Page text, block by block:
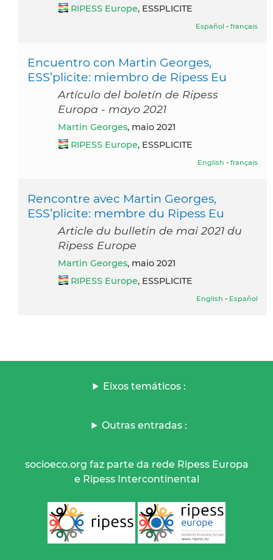
RIPESS Europe, ESSPLICITE
Español - français
Encuentro con Martin Georges,
ESS’plicite: miembro de Ripess Eu
Artículo del boletín de Ripess
Europa - mayo 2021
Martin Georges, maio 2021
RIPESS Europe, ESSPLICITE
English - français
Rencontre avec Martin Georges,
ESS’plicite: membre du Ripess Eu
Article du bulletin de mai 2021 du
Ripess Europe
Martin Georges, maio 2021
RIPESS Europe, ESSPLICITE
English - Español
Eixos temáticos :
Outras entradas :
socioeco.org faz parte da rede Ripess Europa
e Ripess Intercontinental